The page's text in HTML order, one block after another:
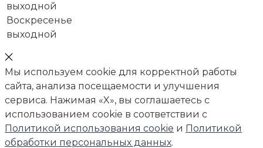
выходной
Воскресенье
выходной
Мы используем cookie для корректной работы
сайта, анализа посещаемости и улучшения
сервиса. Нажимая «X», вы соглашаетесь с
использованием cookie в соответствии с
Политикой использования cookie и Политикой
обработки персональных данных.